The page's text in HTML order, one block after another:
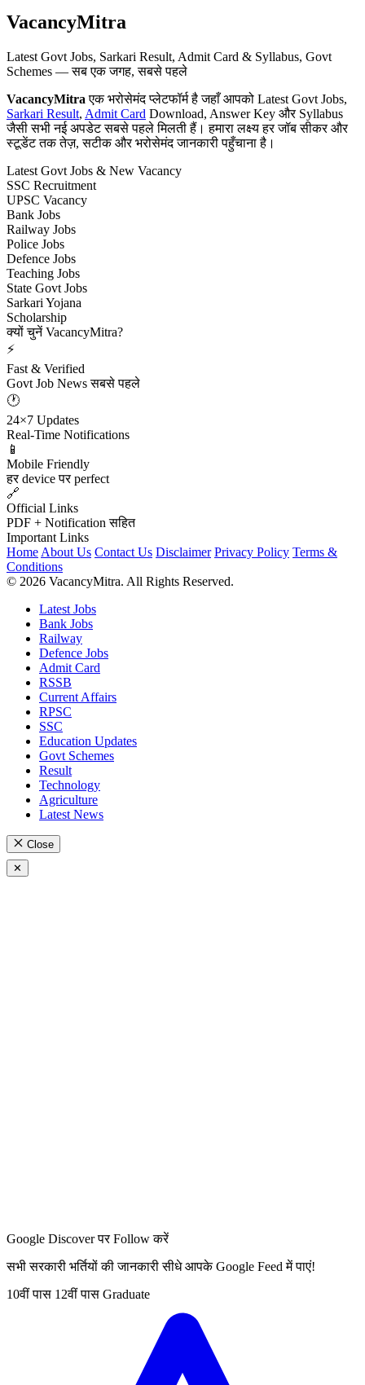
VacancyMitra
Latest Govt Jobs, Sarkari Result, Admit Card & Syllabus, Govt
Schemes — सब एक जगह, सबसे पहले
VacancyMitra एक भरोसेमंद प्लेटफॉर्म है जहाँ आपको Latest Govt Jobs,
Sarkari Result, Admit Card Download, Answer Key और Syllabus
जैसी सभी नई अपडेट सबसे पहले मिलती हैं। हमारा लक्ष्य हर जॉब सीकर और
स्टूडेंट तक तेज़, सटीक और भरोसेमंद जानकारी पहुँचाना है।
Latest Govt Jobs & New Vacancy
SSC Recruitment
UPSC Vacancy
Bank Jobs
Railway Jobs
Police Jobs
Defence Jobs
Teaching Jobs
State Govt Jobs
Sarkari Yojana
Scholarship
क्यों चुनें VacancyMitra?
⚡
Fast & Verified
Govt Job News सबसे पहले
🕐
24×7 Updates
Real-Time Notifications
📱
Mobile Friendly
हर device पर perfect
🔗
Official Links
PDF + Notification सहित
Important Links
Home About Us Contact Us Disclaimer Privacy Policy Terms &
Conditions
© 2026 VacancyMitra. All Rights Reserved.
Latest Jobs
Bank Jobs
Railway
Defence Jobs
Admit Card
RSSB
Current Affairs
RPSC
SSC
Education Updates
Govt Schemes
Result
Technology
Agriculture
Latest News
Close
✕
Google Discover पर Follow करें
सभी सरकारी भर्तियों की जानकारी सीधे आपके Google Feed में पाएं!
10वीं पास 12वीं पास Graduate